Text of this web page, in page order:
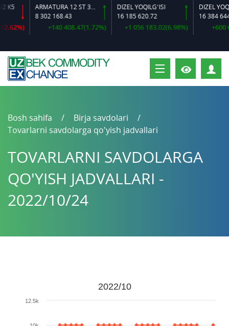
ARMATURA 12 ST 35 GS O‘LCHAMLI
8 302 168.43
+140 408.47(1.72%)
DIZEL YOQILG‘ISI
16 185 620.72
+1 056 183.02(6.98%)
16 384 644.92
+600
Bosh sahifa
Birja savdolari
Tovarlarni savdolarga qo'yish jadvallari
TOVARLARNI SAVDOLARGA
QO'YISH JADVALLARI -
2022/10/24
2022/10
12.5k